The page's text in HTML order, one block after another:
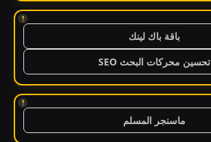
!
باقة باك لينك
تحسين محركات البحث SEO
!
ماسنجر المسلم